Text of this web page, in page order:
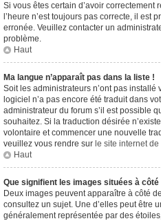
Si vous êtes certain d’avoir correctement
l’heure n’est toujours pas correcte, il est
erronée. Veuillez contacter un
problème.
Haut
Ma langue n’apparaît pas dans la liste !
Soit les administrateurs n’ont pas installé
logiciel n’a pas encore été traduit dans
administrateur du forum s’il est possible
souhaitez. Si la traduction désirée
volontaire et commencer une nouvelle
veuillez vous rendre sur le site internet
Haut
Que signifient les images situées à côté
Deux images peuvent apparaître à côté
consultez un sujet. Une d’elles peut être
généralement représentée par des